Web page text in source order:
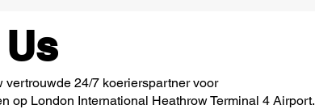
vertrouwde 24/7 koerierspartner voor
op London International Heathrow Terminal 4 Airport.